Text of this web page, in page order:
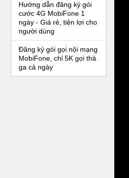
Hướng dẫn đăng ký gói
cước 4G MobiFone 1
ngày - Giá rẻ, tiện lợi cho
người dùng
Đăng ký gói gọi nội mạng
MobiFone, chỉ 5K gọi thả
ga cả ngày